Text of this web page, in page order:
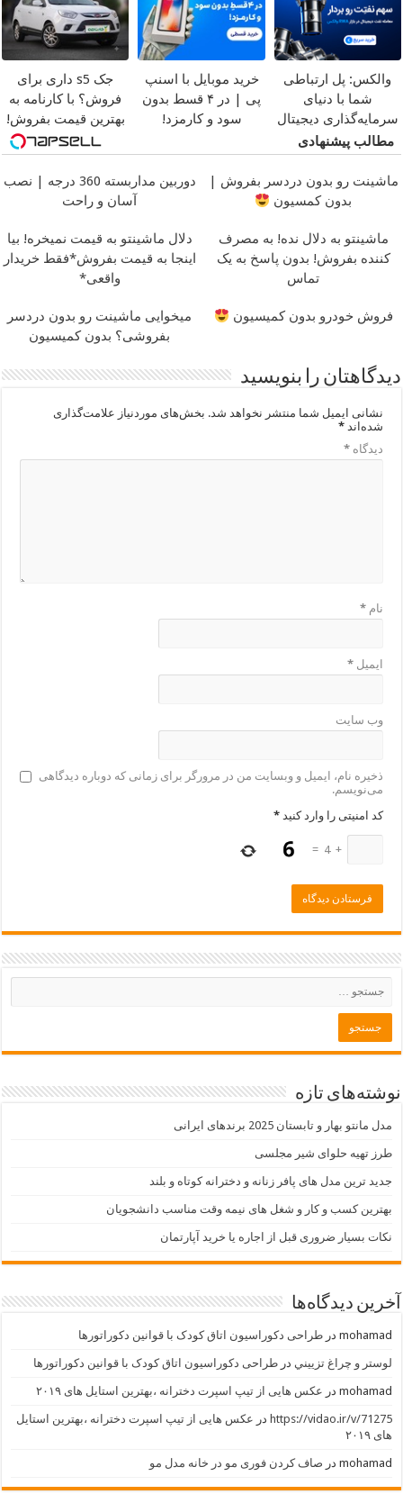
والکس: پل ارتباطی
شما با دنیای
سرمایه‌گذاری دیجیتال
خرید موبایل با اسنپ
پی | در ۴ قسط بدون
سود و کارمزد!
جک s5 داری برای
فروش؟ با کارنامه به
بهترین قیمت بفروش!
مطالب پیشنهادی
ماشینت رو بدون دردسر بفروش |
بدون کمسیون
دوربین مداربسته 360 درجه | نصب
آسان و راحت
ماشینتو به دلال نده! به مصرف
کننده بفروش! بدون پاسخ به یک
تماس
دلال ماشینتو به قیمت نمیخره! بیا
اینجا به قیمت بفروش*فقط خریدار
واقعی*
فروش خودرو بدون کمیسیون
میخوایی ماشینت رو بدون دردسر
بفروشی؟ بدون کمیسیون
دیدگاهتان را بنویسید
نشانی ایمیل شما منتشر نخواهد شد. بخش‌های موردنیاز علامت‌گذاری
شده‌اند*
دیدگاه*
نام*
ایمیل*
وب‌ سایت
ذخیره نام، ایمیل و وبسایت من در مرورگر برای زمانی که دوباره دیدگاهی
می‌نویسم.
کد امنیتی را وارد کنید *
+
4
=
نوشته‌های تازه
مدل مانتو بهار و تابستان 2025 برندهای ایرانی
طرز تهیه حلوای شیر مجلسی
جدید ترین مدل های پافر زنانه و دخترانه کوتاه و بلند
بهترین کسب و کار و شغل های نیمه وقت مناسب دانشجویان
نکات بسیار ضروری قبل از اجاره یا خرید آپارتمان
آخرین دیدگاه‌ها
mohamad درطراحی دکوراسیون اتاق کودک با قوانین دکوراتورها
لوستر و چراغ تزييني درطراحی دکوراسیون اتاق کودک با قوانین دکوراتورها
mohamad در عکس هایی از تیپ اسپرت دخترانه ،بهترین استایل های ۲۰۱۹
https://vidao.ir/v/71275 در عکس هایی از تیپ اسپرت دخترانه ،بهترین استایل
های ۲۰۱۹
mohamad در صاف کردن فوری مو در خانه مدل مو